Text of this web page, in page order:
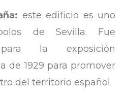
este edificio es uno
de Sevilla. Fue
la exposición
de 1929 para promover
del territorio español.